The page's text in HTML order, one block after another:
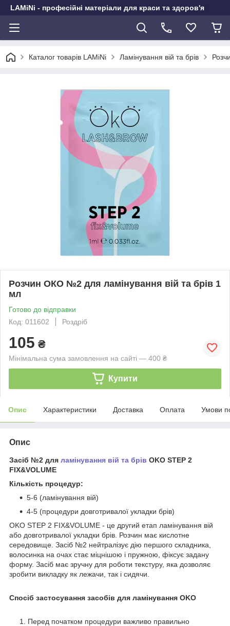
LAMiNi - професійні матеріали для краси та здоров'я
Каталог товарів LAMiNi Ламінування вій та брів
Розчин ОКО №2 для ламінування вій та брів 1
мл
Готово до відправки
Код: 011602
Роздріб
105 ₴
Мінімальна сума замовлення на сайті — 400 ₴
Купити
Опис Характеристики Доставка Оплата Умови
Опис
Засіб №2 для ламінування вій та брів OKO STEP 2
FIX&VOLUME
Кількість процедур:
5-6 (ламінування вій)
4-5 (процедури довготривалої укладки брів)
OKO STEP 2 FIX&VOLUME - це другий етап ламінування вій
або довготривалої укладки брів. Розчин має кислотне
середовище. Засіб №2 нейтралізує дію першого складника,
волосинка на очах стає міцнішою і пружною, фіксує задану
форму. Засіб має зручну для роботи текстуру, яка дозволяє
зробити викладку як лежачи, так і сидячи.
Спосіб застосування засобів для ламінування OKO
Перед початком процедури важливо правильно